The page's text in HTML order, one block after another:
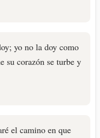
yo no la doy como
su corazón se turbe y
el camino en que